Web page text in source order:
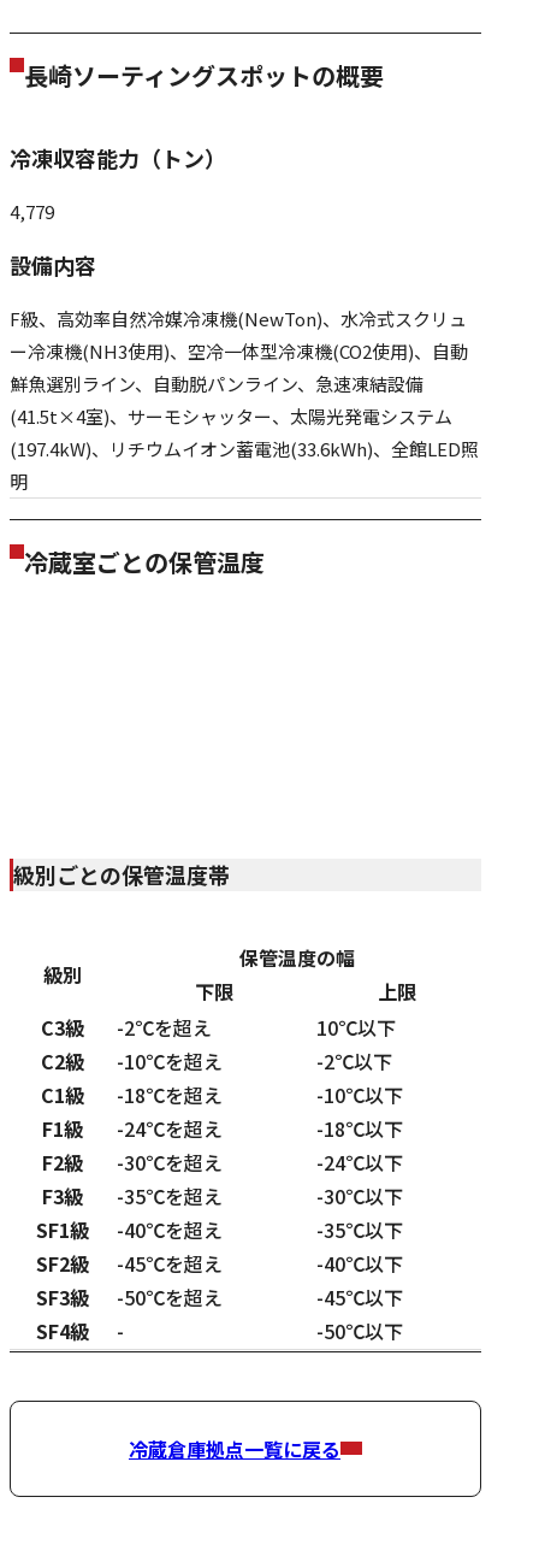
長崎ソーティングスポットの概要
冷凍収容能力（トン）
4,779
設備内容
F級、高効率自然冷媒冷凍機(NewTon)、水冷式スクリュ
ー冷凍機(NH3使用)、空冷一体型冷凍機(CO2使用)、自動
鮮魚選別ライン、自動脱パンライン、急速凍結設備
(41.5t×4室)、サーモシャッター、太陽光発電システム
(197.4kW)、リチウムイオン蓄電池(33.6kWh)、全館LED照
明
冷蔵室ごとの保管温度
級別ごとの保管温度帯
級別ごとの保管温度帯
級別
保管温度の幅
下限
上限
C3級
-2℃を超え
10℃以下
C2級
-10℃を超え
-2℃以下
C1級
-18℃を超え
-10℃以下
F1級
-24℃を超え
-18℃以下
F2級
-30℃を超え
-24℃以下
F3級
-35℃を超え
-30℃以下
SF1級
-40℃を超え
-35℃以下
SF2級
-45℃を超え
-40℃以下
SF3級
-50℃を超え
-45℃以下
SF4級
- -50℃以下
冷蔵倉庫拠点一覧に戻る